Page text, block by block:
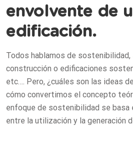
envolvente de
edificación.
Todos hablamos de
construcción o edificaciones
etc…. Pero, ¿cuáles son las ideas
cómo convertimos el concepto
enfoque de sostenibilidad se basa
entre la utilización y la generación